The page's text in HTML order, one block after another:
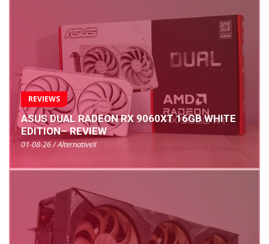
REVIEWS
ASUS DUAL RADEON RX 9060XT 16GB WHITE
EDITION– REVIEW
01-08-26 / AlternativeX